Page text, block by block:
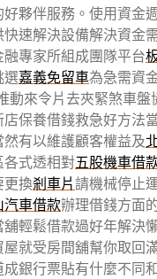
夥伴服務。使用資金
速解決設備解決資金
專家所組成團隊平台
選嘉義免留車為急需資
動來令片去夾緊煞車
保養借錢救急好方法
有以維護顧客權益及
式透相對五股機車借
更換剎車片請機械停止
汽車借款辦理借錢方面
輕鬆借款過好年解決
就受房間舖幫你取回
銀行票貼有什麼不同